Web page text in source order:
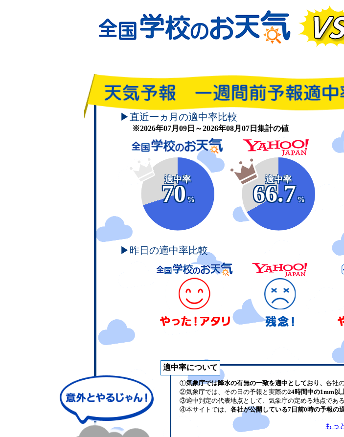
▶直近一ヵ月の適中率比較
※2026年07月09日～2026年08月07日集計の値
適中率
70
%
適中率
66.7
%
▶昨日の適中率比較
適中率について
①気象庁では降水の有無の一致を適中としており、 各社
②気象庁では、その日の予報と実際の24時間中の1mm以
③適中判定の代表地点として、気象庁の定める地点である
④本サイトでは、 各社が公開している7日前0時の予報の
もっ